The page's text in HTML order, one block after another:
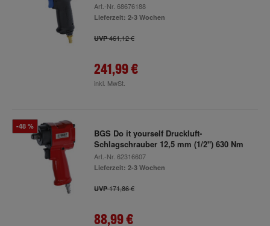
Art.-Nr. 68676188
Lieferzeit: 2-3 Wochen
UVP461,12 €
241,99 €
inkl. MwSt.
-48 %
BGS Do it yourself Druckluft-
Schlagschrauber 12,5 mm (1/2") 630 Nm
Art.-Nr. 62316607
Lieferzeit: 2-3 Wochen
UVP171,86 €
88,99 €